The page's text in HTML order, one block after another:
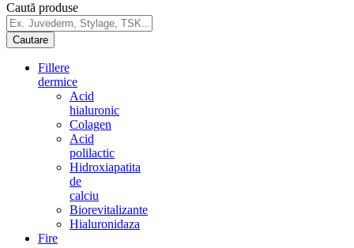
Caută produse
Fillere
dermice
Acid
hialuronic
Colagen
Acid
polilactic
Hidroxiapatita
de
calciu
Biorevitalizante
Hialuronidaza
Fire